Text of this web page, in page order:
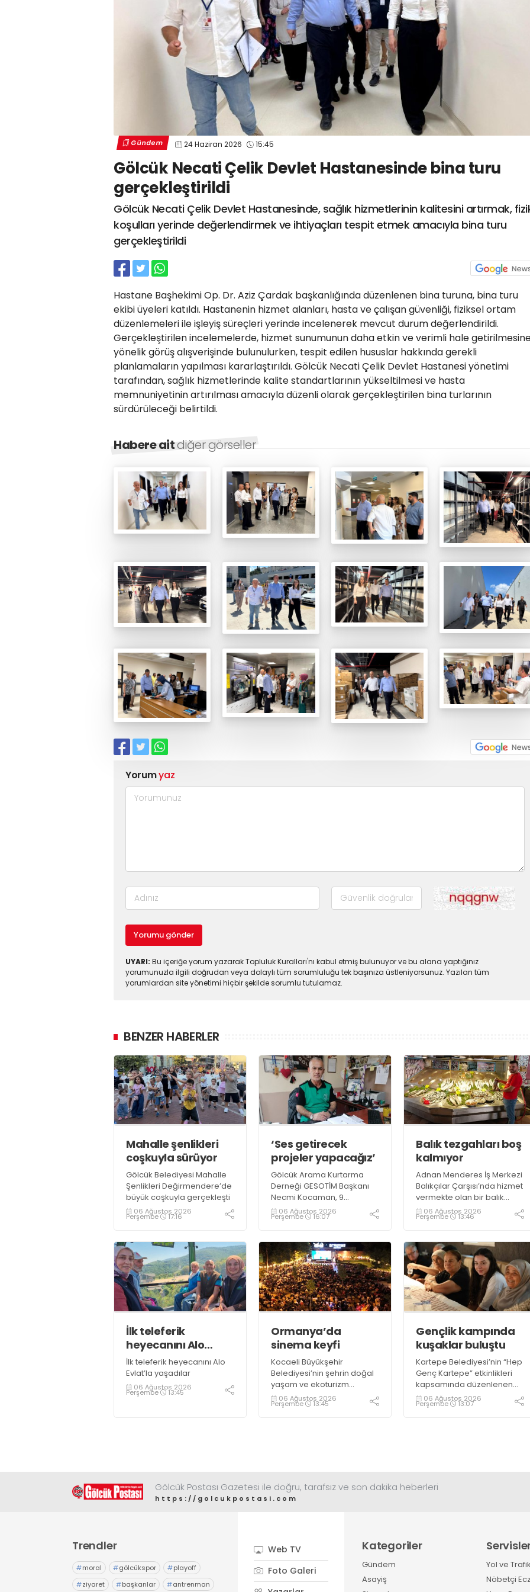
Gündem 24 Haziran 2026 15:45
Gölcük Necati Çelik Devlet Hastanesinde bina turu
gerçekleştirildi
Gölcük Necati Çelik Devlet Hastanesinde, sağlık hizmetlerinin kalitesini artırmak,
koşulları yerinde değerlendirmek ve ihtiyaçları tespit etmek amacıyla bina turu
gerçekleştirildi
Hastane Başhekimi Op. Dr. Aziz Çardak başkanlığında düzenlenen bina turuna, bina turu
ekibi üyeleri katıldı. Hastanenin hizmet alanları, hasta ve çalışan güvenliği, fiziksel ortam
düzenlemeleri ile işleyiş süreçleri yerinde incelenerek mevcut durum değerlendirildi.
Gerçekleştirilen incelemelerde, hizmet sunumunun daha etkin ve verimli hale
yönelik görüş alışverişinde bulunulurken, tespit edilen hususlar hakkında gerekli
planlamaların yapılması kararlaştırıldı. Gölcük Necati Çelik Devlet Hastanesi yönetimi
tarafından, sağlık hizmetlerinde kalite standartlarının yükseltilmesi ve hasta
memnuniyetinin artırılması amacıyla düzenli olarak gerçekleştirilen bina turlarının
sürdürüleceği belirtildi.
Habere aitdiğer görseller
Yorumyaz
Yorumu gönder
UYARI: Bu içeriğe yorum yazarak Topluluk Kuralları'nı kabul etmiş bulunuyor ve bu alana yaptığınız
yorumunuzla ilgili doğrudan veya dolaylı tüm sorumluluğu tek başınıza üstleniyorsunuz. Yazılan tüm
yorumlardan site yönetimi hiçbir şekilde sorumlu tutulamaz.
BENZER HABERLER
Mahalle şenlikleri
coşkuyla sürüyor
Gölcük Belediyesi Mahalle
Şenlikleri Değirmendere’de
büyük coşkuyla gerçekleşti
06 Ağustos 2026
Perşembe 17:16
‘Ses getirecek
projeler yapacağız’
Gölcük Arama Kurtarma
Derneği GESOTİM Başkanı
Necmi Kocaman, 9
Ağustos’ta gerçekleşecek
sınavın ardından 4. Akredite
tamamlayacaklarını ifade
ederek açıklamalarda
bulundu. Kocaman,
“Gölcük’te ve Kocaeli
genelinde ses getirecek
projelerimizi tek tek hayata
geçireceğiz” dedi
06 Ağustos 2026
Perşembe 16:07
Balık tezgahları boş
kalmıyor
Adnan Menderes İş Merkezi
Balıkçılar Çarşısı’nda hizmet
vermekte olan bir balık
restoranının işletme
sahiplerinden Emrah
tezgahlarda taze balık
bulunduğunu ifade ederek
“Yıl boyunca tezgahlarda
taze balık bulmak mümkün
oluyor” dedi
06 Ağustos 2026
Perşembe 13:46
İlk teleferik
heyecanını Alo
Evlat’la yaşadılar
İlk teleferik heyecanını Alo
Evlat’la yaşadılar
06 Ağustos 2026
Perşembe 13:45
Ormanya’da
sinema keyfi
Kocaeli Büyükşehir
Belediyesi’nin şehrin doğal
yaşam ve ekoturizm
merkezi Ormanya’da
düzenlediği “Gece
06 Ağustos 2026
Perşembe 13:45
Gençlik kampında
kuşaklar buluştu
Kartepe Belediyesi’nin “Hep
Genç Kartepe” etkinlikleri
kapsamında düzenlenen
Gençlik ve Gelişim Kampı’na
katılan gençler, Kocaeli
06 Ağustos 2026
Perşembe 13:07
Gölcük Postası Gazetesi ile doğru, tarafsız ve son dakika heberleri
https://golcukpostasi.com
Trendler
#moral #gölcükspor #playoff
#ziyaret #başkanlar #antrenman
Web TV
Foto Galeri
Kategoriler
Gündem
Asayiş
Yol ve
Nöbetçi